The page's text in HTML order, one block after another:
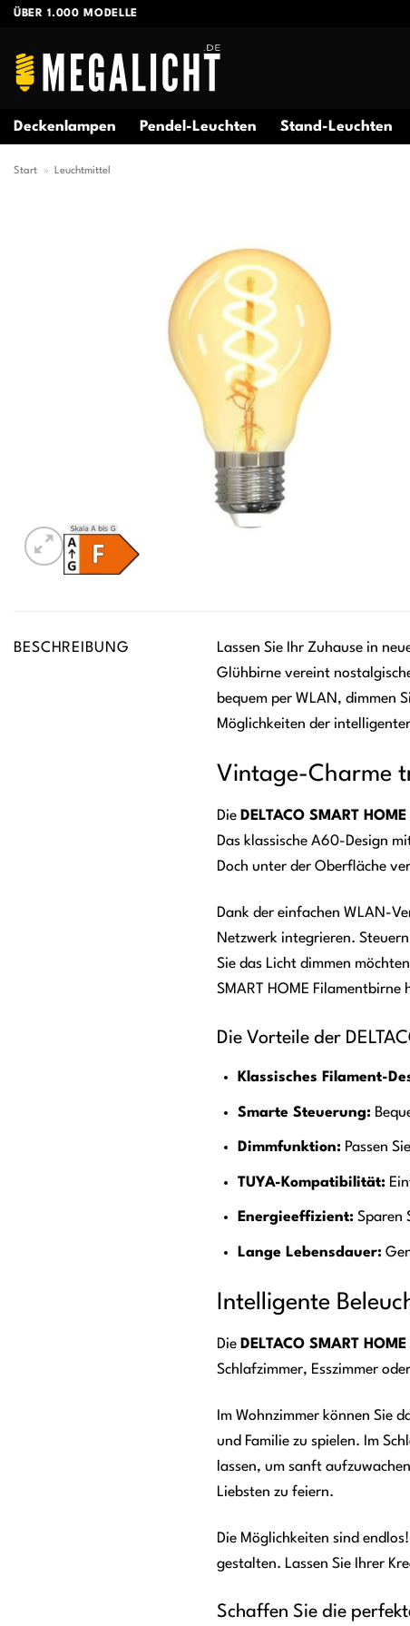
Zum
springen
ÜBER 1.000 MODELLE
Deckenlampen Pendel-Leuchten Stand-Leuchten
Start » Leuchtmittel
BESCHREIBUNG Lassen Sie Ihr Zuhause in
Glühbirne vereint
bequem per WLAN, dimmen
Möglichkeiten der
Vintage-Charme
Die DELTACO SMART
Das klassische A60-Design
Doch unter der Oberfläche
Dank der einfachen WLAN-
Netzwerk integrieren.
Sie das Licht dimmen
SMART HOME Filamentbirne
Die Vorteile der
Klassisches Filament-
Smarte Steuerung:
Dimmfunktion: Passen
TUYA-Kompatibilität:
Energieeffizient: Sparen
Lange Lebensdauer:
Intelligente
Die DELTACO SMART
Schlafzimmer, Esszimmer
Im Wohnzimmer können Sie
und Familie zu spielen. Im
lassen, um sanft
Liebsten zu feiern.
Die Möglichkeiten sind
gestalten. Lassen Sie Ihrer
Schaffen Sie die